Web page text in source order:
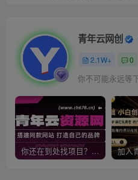
青年云网创
2.1W+ 0
你不可能永远等
你还在到处找项目？还在当韭菜？我靠卖项目一个月收入5万+，曾经我也是个失败者。